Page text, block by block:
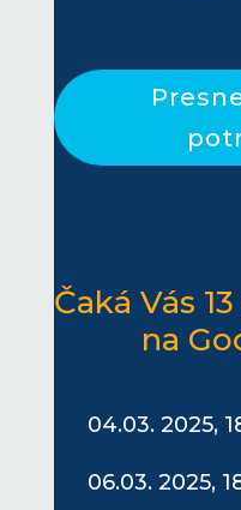
Čaká Vás
na
04.03. 2025,
06.03. 2025,